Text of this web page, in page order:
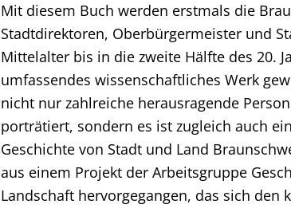
Mit diesem Buch werden erstmals die
Stadtdirektoren, Oberbürgermeister und
Mittelalter bis in die zweite Hälfte des 20.
umfassendes wissenschaftliches Werk
nicht nur zahlreiche herausragende
porträtiert, sondern es ist zugleich auch
Geschichte von Stadt und Land
aus einem Projekt der Arbeitsgruppe
Landschaft hervorgegangen, das sich